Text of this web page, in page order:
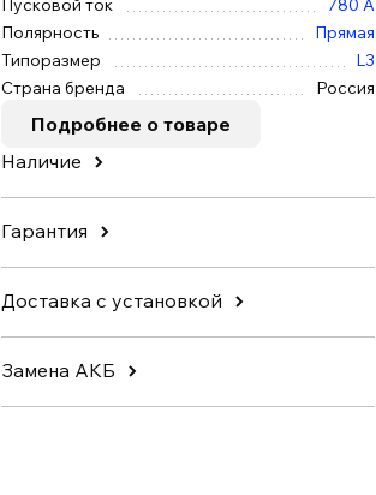
Пусковой ток
780 А
Полярность
Прямая
Типоразмер
L3
Страна бренда
Россия
Подробнее о товаре
Наличие
Гарантия
Доставка с установкой
Замена АКБ